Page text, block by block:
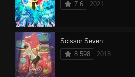
7.6
2021
Scissor Seven
8.598
2018